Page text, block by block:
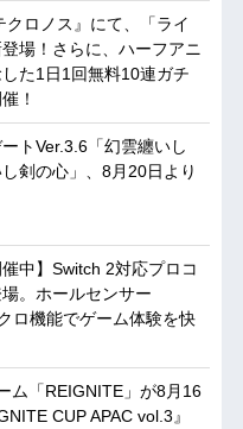
クロノス』にて、「ライ
場！さらに、ハーフアニ
た1日1回無料10連ガチ
！
ートVer.3.6「幻雲纏いし
剣の心」、8月20日より
催中】Switch 2対応プロコ
。ホールセンサー
ロ機能でゲーム体験を快
ム「REIGNITE」が8月16
CUP APAC vol.3』